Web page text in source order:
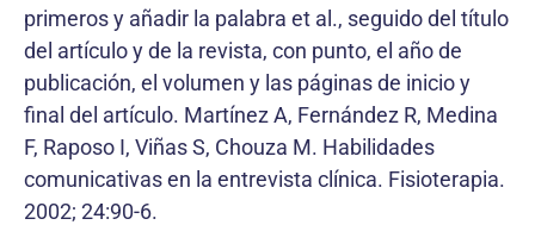
primeros y añadir la palabra et al., seguido del título
del artículo y de la revista, con punto, el año de
publicación, el volumen y las páginas de inicio y
final del artículo. Martínez A, Fernández R, Medina
F, Raposo I, Viñas S, Chouza M. Habilidades
comunicativas en la entrevista clínica. Fisioterapia.
2002; 24:90-6.